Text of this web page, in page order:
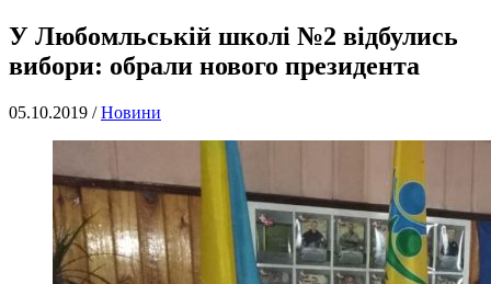
У Любомльській школі №2 відбулись
вибори: обрали нового президента
05.10.2019 /Новини